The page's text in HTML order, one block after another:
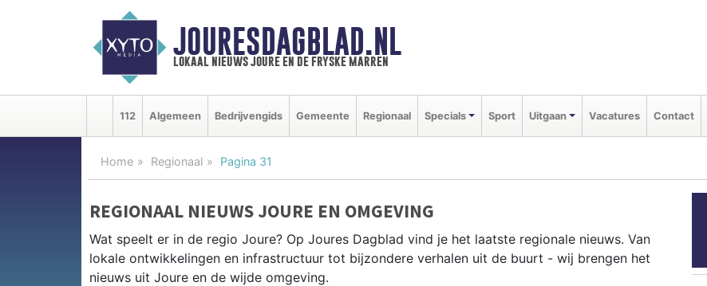
JOURESDAGBLAD.NL
lokaal nieuws joure en de fryske marren
112 Algemeen Bedrijvengids Gemeente Regionaal Specials Sport Uitgaan Vacatures Contact
Home Regionaal Pagina 31
REGIONAAL NIEUWS JOURE EN OMGEVING
Wat speelt er in de regio Joure? Op Joures Dagblad vind je het laatste regionale nieuws. Van
lokale ontwikkelingen en infrastructuur tot bijzondere verhalen uit de buurt - wij brengen het
nieuws uit Joure en de wijde omgeving.